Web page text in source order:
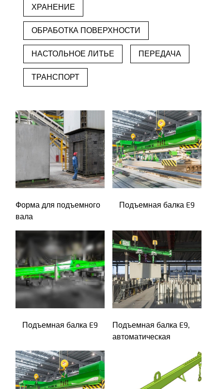
ХРАНЕНИЕ
ОБРАБОТКА ПОВЕРХНОСТИ
НАСТОЛЬНОЕ ЛИТЬЕ ПЕРЕДАЧА
ТРАНСПОРТ
Сборные изделия
Форма для подъемного
вала
Подъемная балка E9
Подъемная балка E9
Подъемная балка E9,
автоматическая